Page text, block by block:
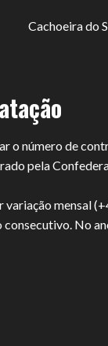
Cachoeira do
o número de
pela
mensal
No